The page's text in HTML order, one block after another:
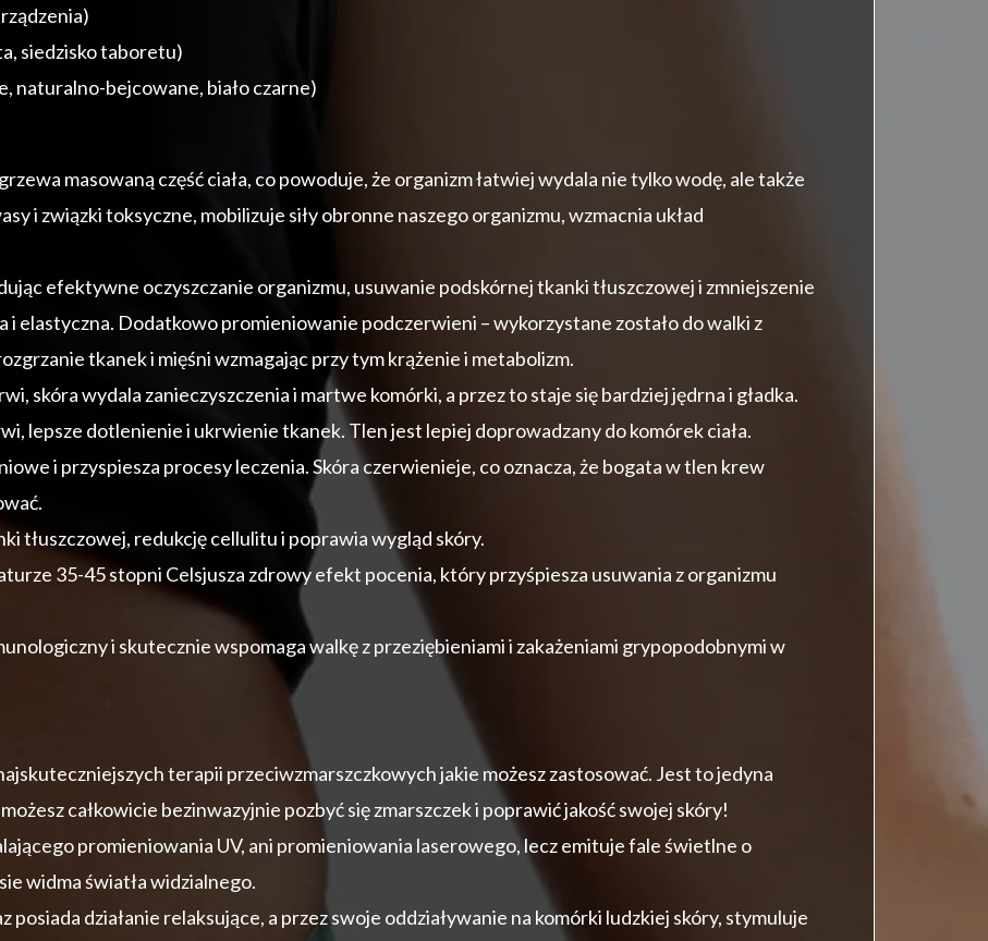
siedzisko taboretu)
naturalno-bejcowane, biało czarne)
masowaną część ciała, co powoduje, że organizm łatwiej wydala nie tylko wodę, ale także
i związki toksyczne, mobilizuje siły obronne naszego organizmu, wzmacnia układ
efektywne oczyszczanie organizmu, usuwanie podskórnej tkanki tłuszczowej i zmniejszenie
i elastyczna. Dodatkowo promieniowanie podczerwieni – wykorzystane zostało do walki z
tkanek i mięśni wzmagając przy tym krążenie i metabolizm.
skóra wydala zanieczyszczenia i martwe komórki, a przez to staje się bardziej jędrna i gładka.
lepsze dotlenienie i ukrwienie tkanek. Tlen jest lepiej doprowadzany do komórek ciała.
i przyspiesza procesy leczenia. Skóra czerwienieje, co oznacza, że bogata w tlen krew
tłuszczowej, redukcję cellulitu i poprawia wygląd skóry.
35-45 stopni Celsjusza zdrowy efekt pocenia, który przyśpiesza usuwania z organizmu
i skutecznie wspomaga walkę z przeziębieniami i zakażeniami grypopodobnymi w
terapii przeciwzmarszczkowych jakie możesz zastosować. Jest to jedyna
całkowicie bezinwazyjnie pozbyć się zmarszczek i poprawić jakość swojej skóry!
promieniowania UV, ani promieniowania laserowego, lecz emituje fale świetlne o
widma światła widzialnego.
posiada działanie relaksujące, a przez swoje oddziaływanie na komórki ludzkiej skóry, stymuluje